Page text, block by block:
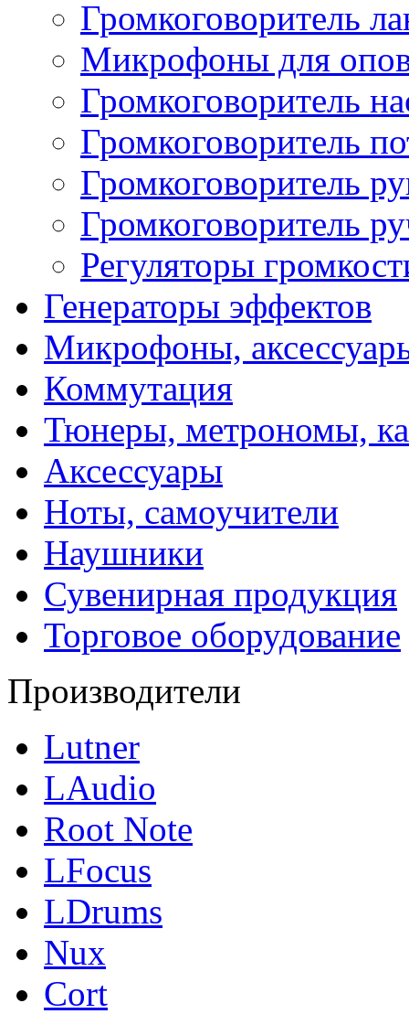
Громкоговоритель
Микрофоны для
Громкоговоритель
Громкоговоритель
Громкоговоритель
Громкоговоритель
Регуляторы
Генераторы эффектов
Микрофоны,
Коммутация
Тюнеры, метрономы,
Аксессуары
Ноты, самоучители
Наушники
Сувенирная продукция
Торговое оборудование
Производители
Lutner
LAudio
Root Note
LFocus
LDrums
Nux
Cort